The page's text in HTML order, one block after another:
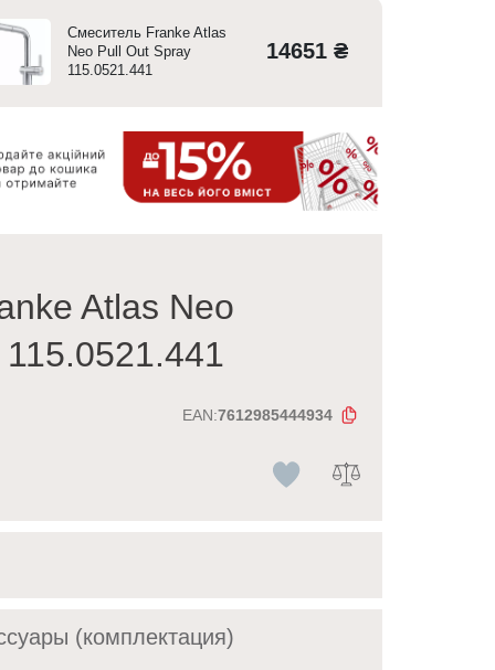
Смеситель Franke Atlas
Neo Pull Out Spray
115.0521.441
14651 ₴
Atlas Neo
EAN:7612985444934
(комплектация)